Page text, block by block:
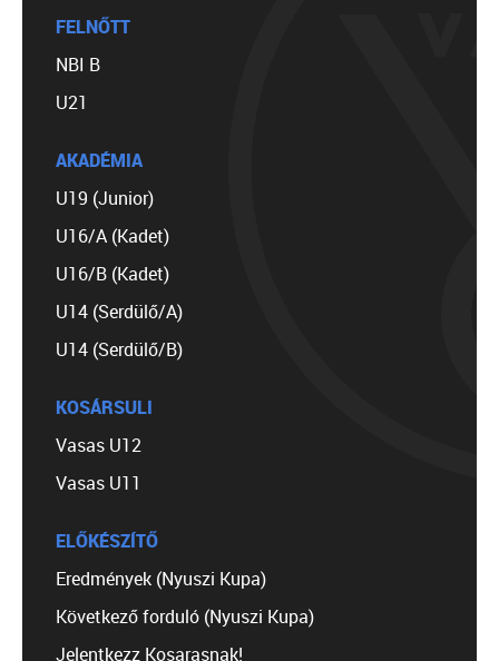
FELNŐTT
NBI B
U21
AKADÉMIA
U19 (Junior)
U16/A (Kadet)
U16/B (Kadet)
U14 (Serdülő/A)
U14 (Serdülő/B)
KOSÁRSULI
Vasas U12
Vasas U11
ELŐKÉSZÍTŐ
Eredmények (Nyuszi Kupa)
Következő forduló (Nyuszi Kupa)
Jelentkezz Kosarasnak!